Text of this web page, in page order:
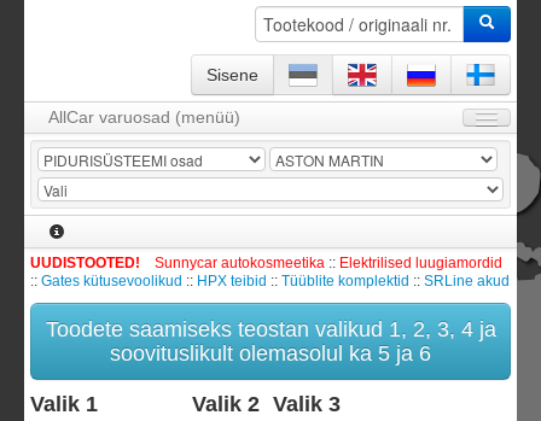
Sisene
AllCar varuosad (menüü)
Avaleht
Firmast
KKK
Kontakt
KATALOOG / Tootevalik
Leping ja garantii
Sisene
UUDISTOOTED! Sunnycar autokosmeetika :: Elektrilised luugiamordid
:: Gates kütusevoolikud :: HPX teibid :: Tüüblite komplektid :: SRLine akud
Toodete saamiseks teostan valikud 1, 2, 3, 4 ja
soovituslikult olemasolul ka 5 ja 6
Valik 1 Valik 2 Valik 3